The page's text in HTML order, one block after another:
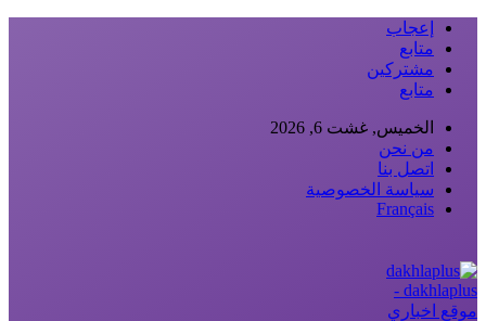
إعجاب
متابع
مشتركين
متابع
الخميس, غشت 6, 2026
من نحن
اتصل بنا
سياسة الخصوصية
Français
dakhlaplus -
موقع اخباري